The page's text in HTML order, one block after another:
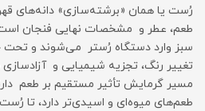
رُست یا همان «برشته‌سازی» دانه‌های
طعم، عطر و مشخصات نهایی فنجان است.
سبز وارد دستگاه رُستر می‌شوند و تحت
تغییر رنگ، تجزیه شیمیایی و آزادسازی